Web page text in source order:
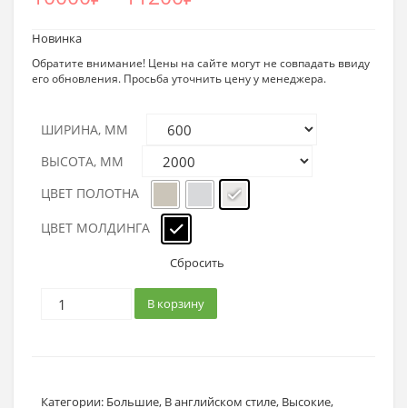
Новинка
Обратите внимание! Цены на сайте могут не совпадать ввиду
его обновления. Просьба уточнить цену у менеджера.
ШИРИНА, ММ
ВЫСОТА, ММ
ЦВЕТ ПОЛОТНА
ЦВЕТ МОЛДИНГА
Сбросить
В корзину
Категории: Большие, В английском стиле, Высокие,